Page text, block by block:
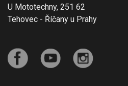
U Mototechny, 251 62
Tehovec - Říčany u Prahy